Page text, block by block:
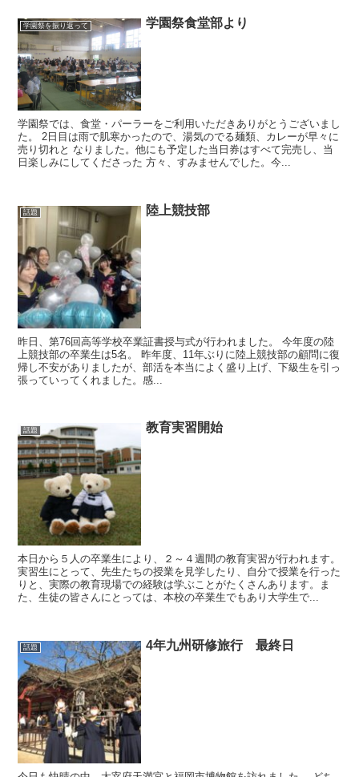
学園祭を振り返って 学園祭食堂部より
学園祭では、食堂・パーラーをご利用いただきありがとうございまし
た。 2日目は雨で肌寒かったので、湯気のでる麺類、カレーが早々に
売り切れと なりました。他にも予定した当日券はすべて完売し、当
日楽しみにしてくださった 方々、すみませんでした。今...
話題 陸上競技部
昨日、第76回高等学校卒業証書授与式が行われました。 今年度の陸
上競技部の卒業生は5名。 昨年度、11年ぶりに陸上競技部の顧問に復
帰し不安がありましたが、部活を本当によく盛り上げ、下級生を引っ
張っていってくれました。感...
話題 教育実習開始
本日から５人の卒業生により、２～４週間の教育実習が行われます。
実習生にとって、先生たちの授業を見学したり、自分で授業を行った
りと、実際の教育現場での経験は学ぶことがたくさんあります。ま
た、生徒の皆さんにとっては、本校の卒業生でもあり大学生で...
話題 4年九州研修旅行 最終日